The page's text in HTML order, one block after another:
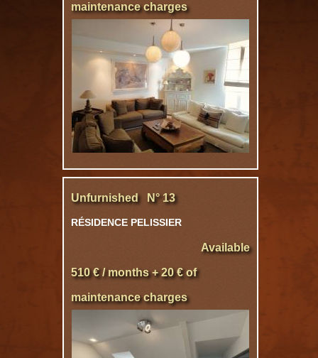
maintenance charges
Unfurnished N° 13
RÉSIDENCE PELISSIER
Available
510 € / months + 20 € of
maintenance charges